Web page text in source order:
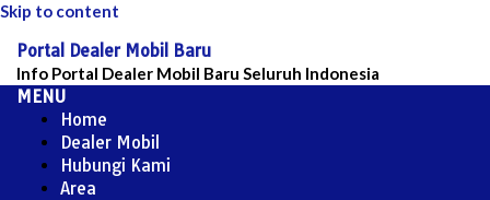
Skip to content
Portal Dealer Mobil Baru
Info Portal Dealer Mobil Baru Seluruh Indonesia
MENU
Home
Dealer Mobil
Hubungi Kami
Area